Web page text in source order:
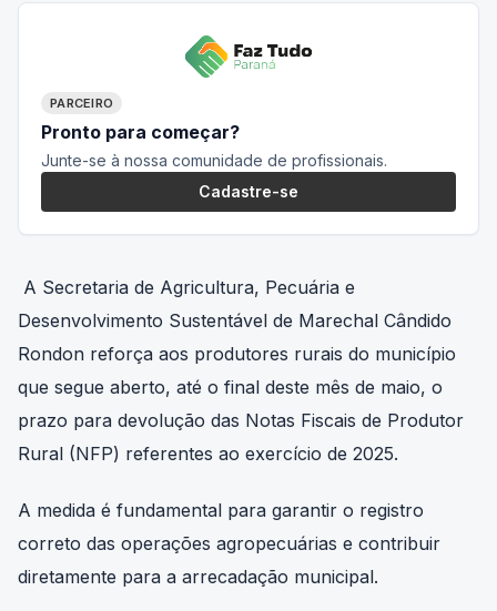
PARCEIRO
Pronto para começar?
Junte-se à nossa comunidade de profissionais.
Cadastre-se
A Secretaria de Agricultura, Pecuária e
Desenvolvimento Sustentável de Marechal Cândido
Rondon reforça aos produtores rurais do município
que segue aberto, até o final deste mês de maio, o
prazo para devolução das Notas Fiscais de Produtor
Rural (NFP) referentes ao exercício de 2025.
A medida é fundamental para garantir o registro
correto das operações agropecuárias e contribuir
diretamente para a arrecadação municipal.